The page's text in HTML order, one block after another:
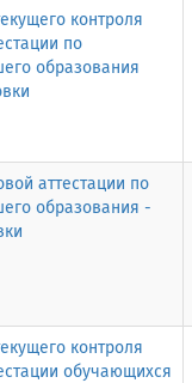
контроля
по
образования
аттестации по
образования -
контроля
обучающихся